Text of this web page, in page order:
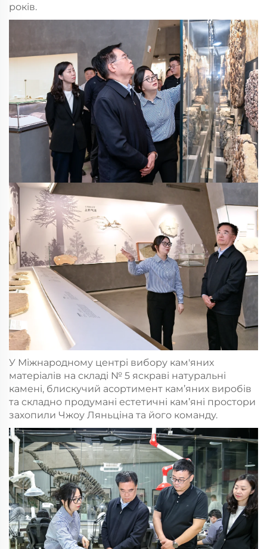
років.
У Міжнародному центрі вибору кам'яних
матеріалів на складі № 5 яскраві натуральні
камені, блискучий асортимент кам’яних виробів
та складно продумані естетичні кам’яні простори
захопили Чжоу Ляньціна та його команду.